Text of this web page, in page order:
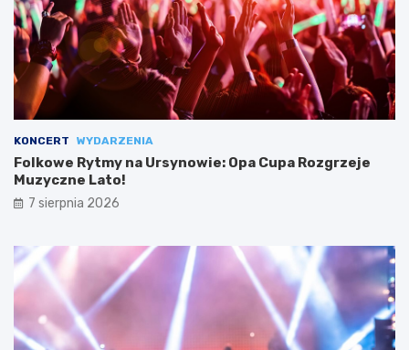
KONCERT WYDARZENIA
Folkowe Rytmy na Ursynowie: Opa Cupa Rozgrzeje
Muzyczne Lato!
7 sierpnia 2026